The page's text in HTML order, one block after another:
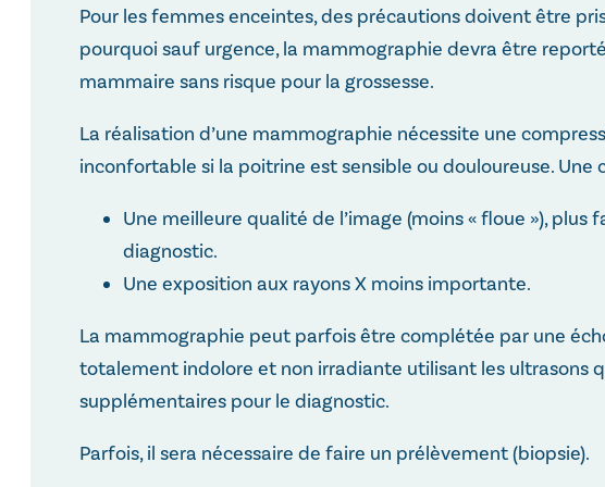
Pour les femmes enceintes, des précautions doivent être
pourquoi sauf urgence, la mammographie devra être
mammaire sans risque pour la grossesse.
La réalisation d’une mammographie nécessite une
inconfortable si la poitrine est sensible ou douloureuse.
Une meilleure qualité de l’image (moins « floue »),
diagnostic.
Une exposition aux rayons X moins importante.
La mammographie peut parfois être complétée par une
totalement indolore et non irradiante utilisant les ultrasons
supplémentaires pour le diagnostic.
Parfois, il sera nécessaire de faire un prélèvement (biopsie).